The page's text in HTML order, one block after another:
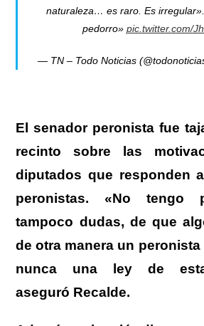
naturaleza… es raro. Es
pedorro» pic.twitter.com/
— TN – Todo Noticias
El senador peronista fue
recinto sobre las
diputados que responden
peronistas.«No tengo
tampoco dudas, de que
de otra manera un
nunca una ley de esta
aseguró Recalde.